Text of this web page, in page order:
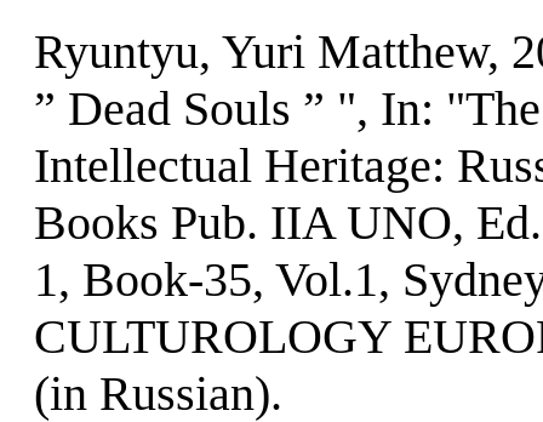
Ryuntyu, Yuri Matthew,
” Dead Souls ” ", In:
Intellectual Heritage:
Books Pub. IIA UNO,
1, Book-35, Vol.1,
CULTUROLOGY
(in Russian).